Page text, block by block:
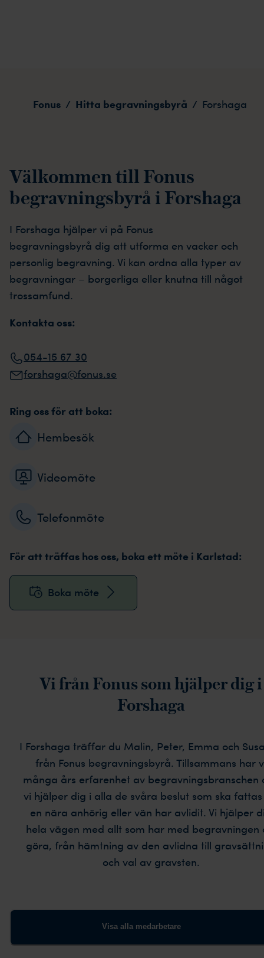
Fonus / Hitta begravningsbyrå / Forshaga
Välkommen till Fonus
begravningsbyrå i Forshaga
I Forshaga hjälper vi på Fonus
begravningsbyrå dig att utforma en vacker och
personlig begravning. Vi kan ordna alla typer av
begravningar – borgerliga eller knutna till något
trossamfund.
Kontakta oss:
054-15 67 30
forshaga@fonus.se
Ring oss för att boka:
Hembesök
Videomöte
Telefonmöte
För att träffas hos oss, boka ett möte i Karlstad:
Boka möte
Vi från Fonus som hjälper dig i
Forshaga
I Forshaga träffar du Malin, Peter, Emma och
från Fonus begravningsbyrå. Tillsammans har
många års erfarenhet av begravningsbranschen
vi hjälper dig i alla de svåra beslut som ska
en nära anhörig eller vän har avlidit. Vi hjälper
hela vägen med allt som har med begravningen
göra, från hämtning av den avlidna till
och val av gravsten.
Visa alla medarbetare